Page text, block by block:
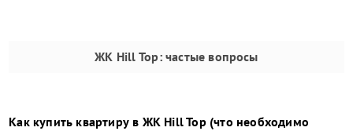
ЖК Hill Top: частые вопросы
Как купить квартиру в ЖК Hill Top (что необходимо